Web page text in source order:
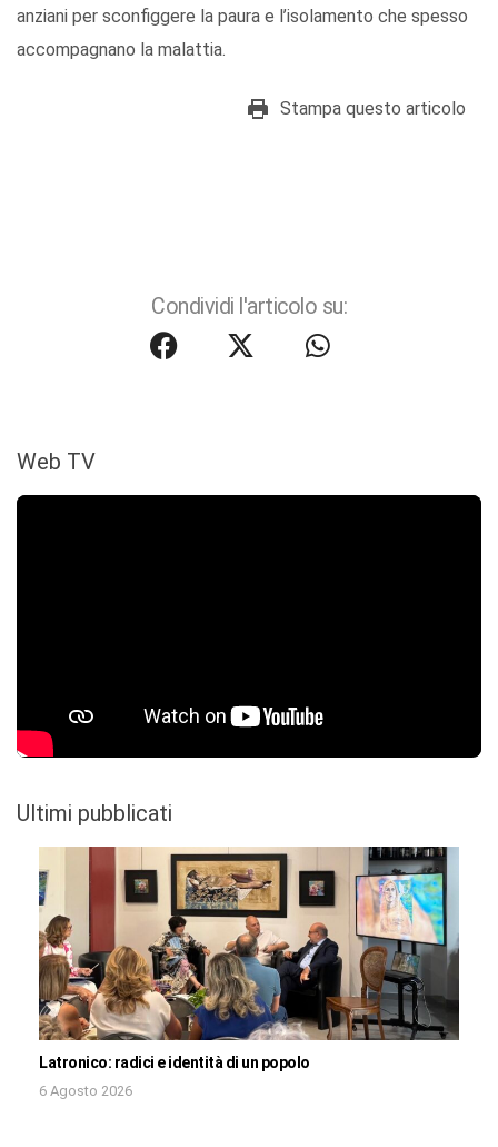
anziani per sconfiggere la paura e l’isolamento che spesso
accompagnano la malattia.
Stampa questo articolo
Condividi l'articolo su:
Web TV
Ultimi pubblicati
Latronico: radici e identità di un popolo
6 Agosto 2026